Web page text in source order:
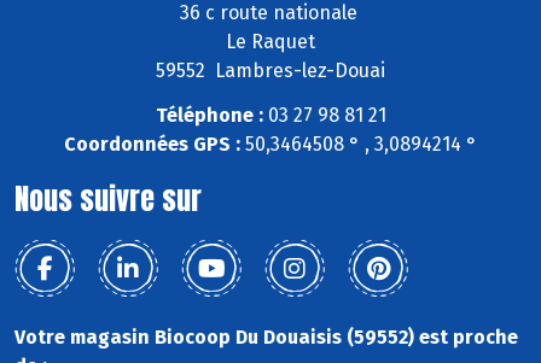
36 c route nationale
Le Raquet
59552 Lambres-lez-Douai
Téléphone :03 27 98 81 21
Coordonnées GPS : 50,3464508 ° , 3,0894214 °
Nous suivre sur
Votre magasin Biocoop Du Douaisis (59552) est proche